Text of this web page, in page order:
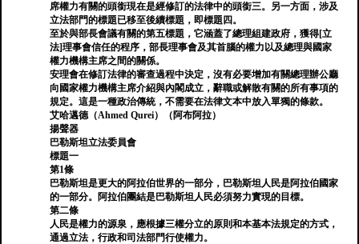
席權力有關的頭銜現在是經修訂的法律中的頭銜三。另一方面，涉及
立法部門的標題已移至後續標題，即標題四。
至於與部長會議有關的第五標題，它涵蓋了總理組建政府，獲得[立
法]理事會信任的程序，部長理事會及其首腦的權力以及總理與國家
權力機構主席之間的關係。
安理會在修訂法律的審查過程中決定，沒有必要增加有關總理辦公廳
向國家權力機構主席介紹與內閣成立，辭職或解散有關的所有事項的
規定。這是一種政治傳統，不需要在法律文本中放入單獨的條款。
艾哈邁德（Ahmed Qurei）（阿布阿拉）
揚聲器
巴勒斯坦立法委員會
標題一
第1條
巴勒斯坦是更大的阿拉伯世界的一部分，巴勒斯坦人民是阿拉伯國家
的一部分。阿拉伯團結是巴勒斯坦人民必須努力實現的目標。
第二條
人民是權力的源泉，應根據三權分立的原則和本基本法規定的方式，
通過立法，行政和司法部門行使權力。